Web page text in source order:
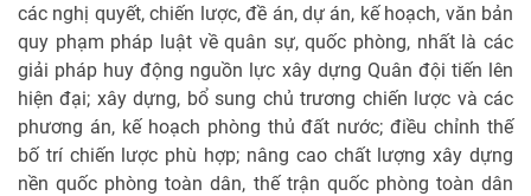
các nghị quyết, chiến lược, đề án, dự án, kế hoạch, văn bản
quy phạm pháp luật về quân sự, quốc phòng, nhất là các
giải pháp huy động nguồn lực xây dựng Quân đội tiến lên
hiện đại; xây dựng, bổ sung chủ trương chiến lược và các
phương án, kế hoạch phòng thủ đất nước; điều chỉnh thế
bố trí chiến lược phù hợp; nâng cao chất lượng xây dựng
nền quốc phòng toàn dân, thế trận quốc phòng toàn dân